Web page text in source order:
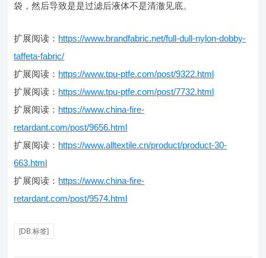
袋，然后导致是是过滤后液体不是清澈见底。
扩展阅读： https://www.brandfabric.net/full-dull-nylon-dobby-
taffeta-fabric/
扩展阅读： https://www.tpu-ptfe.com/post/9322.html
扩展阅读： https://www.tpu-ptfe.com/post/7732.html
扩展阅读： https://www.china-fire-
retardant.com/post/9656.html
扩展阅读： https://www.alltextile.cn/product/product-30-
663.html
扩展阅读： https://www.china-fire-
retardant.com/post/9574.html
[DB:标签]